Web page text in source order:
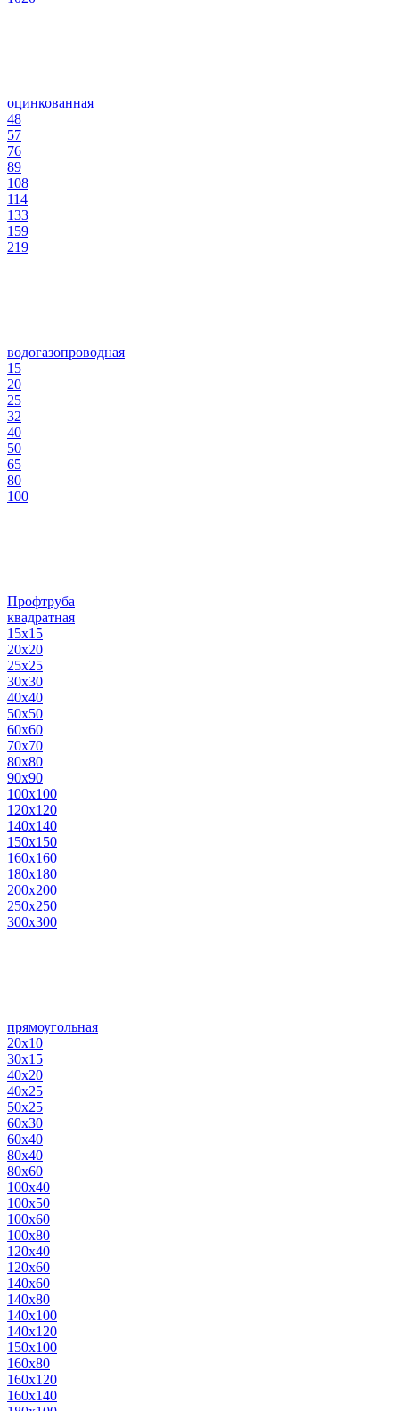
оцинкованная
48
57
76
89
108
114
133
159
219
водогазопроводная
15
20
25
32
40
50
65
80
100
Профтруба
квадратная
15х15
20х20
25х25
30х30
40х40
50х50
60х60
70х70
80х80
90х90
100х100
120х120
140х140
150х150
160х160
180х180
200х200
250х250
300х300
прямоугольная
20х10
30х15
40х20
40х25
50х25
60х30
60х40
80х40
80х60
100х40
100х50
100х60
100х80
120х40
120х60
140х60
140х80
140х100
140х120
150х100
160х80
160х120
160х140